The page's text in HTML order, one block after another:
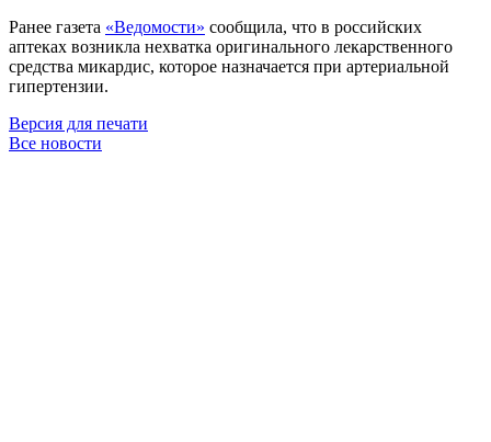
Ранее газета «Ведомости» сообщила, что в российских
аптеках возникла нехватка оригинального лекарственного
средства микардис, которое назначается при артериальной
гипертензии.
Версия для печати
Все новости